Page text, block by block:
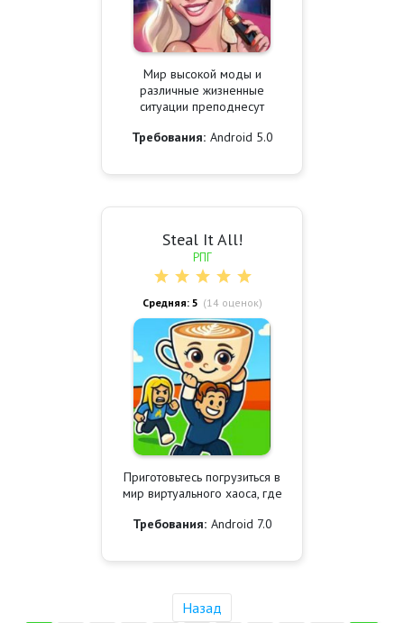
Мир высокой моды и
различные жизненные
ситуации преподнесут
Требования: Android 5.0
Steal It All!
РПГ
Средняя: 5 (14оценок)
Приготовьтесь погрузиться в
мир виртуального хаоса, где
Требования: Android 7.0
Назад